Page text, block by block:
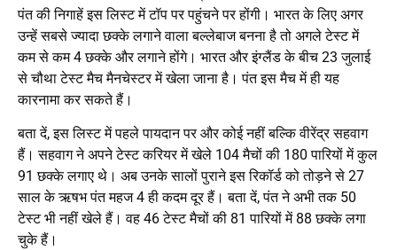
पंत की निगाहें इस लिस्ट में टॉप पर पहुंचने पर होंगी। भारत के लिए अगर
उन्हें सबसे ज्यादा छक्के लगाने वाला बल्लेबाज बनना है तो अगले टेस्ट में
कम से कम 4 छक्के और लगाने होंगे। भारत और इंग्लैंड के बीच 23 जुलाई
से चौथा टेस्ट मैच मैनचेस्टर में खेला जाना है। पंत इस मैच में ही यह
कारनामा कर सकते हैं।
बता दें, इस लिस्ट में पहले पायदान पर और कोई नहीं बल्कि वीरेंद्र सहवाग
हैं। सहवाग ने अपने टेस्ट करियर में खेले 104 मैचों की 180 पारियों में कुल
91 छक्के लगाए थे। अब उनके सालों पुराने इस रिकॉर्ड को तोड़ने से 27
साल के ऋषभ पंत महज 4 ही कदम दूर हैं। बता दें, पंत ने अभी तक 50
टेस्ट भी नहीं खेले हैं। वह 46 टेस्ट मैचों की 81 पारियों में 88 छक्के लगा
चुके हैं।